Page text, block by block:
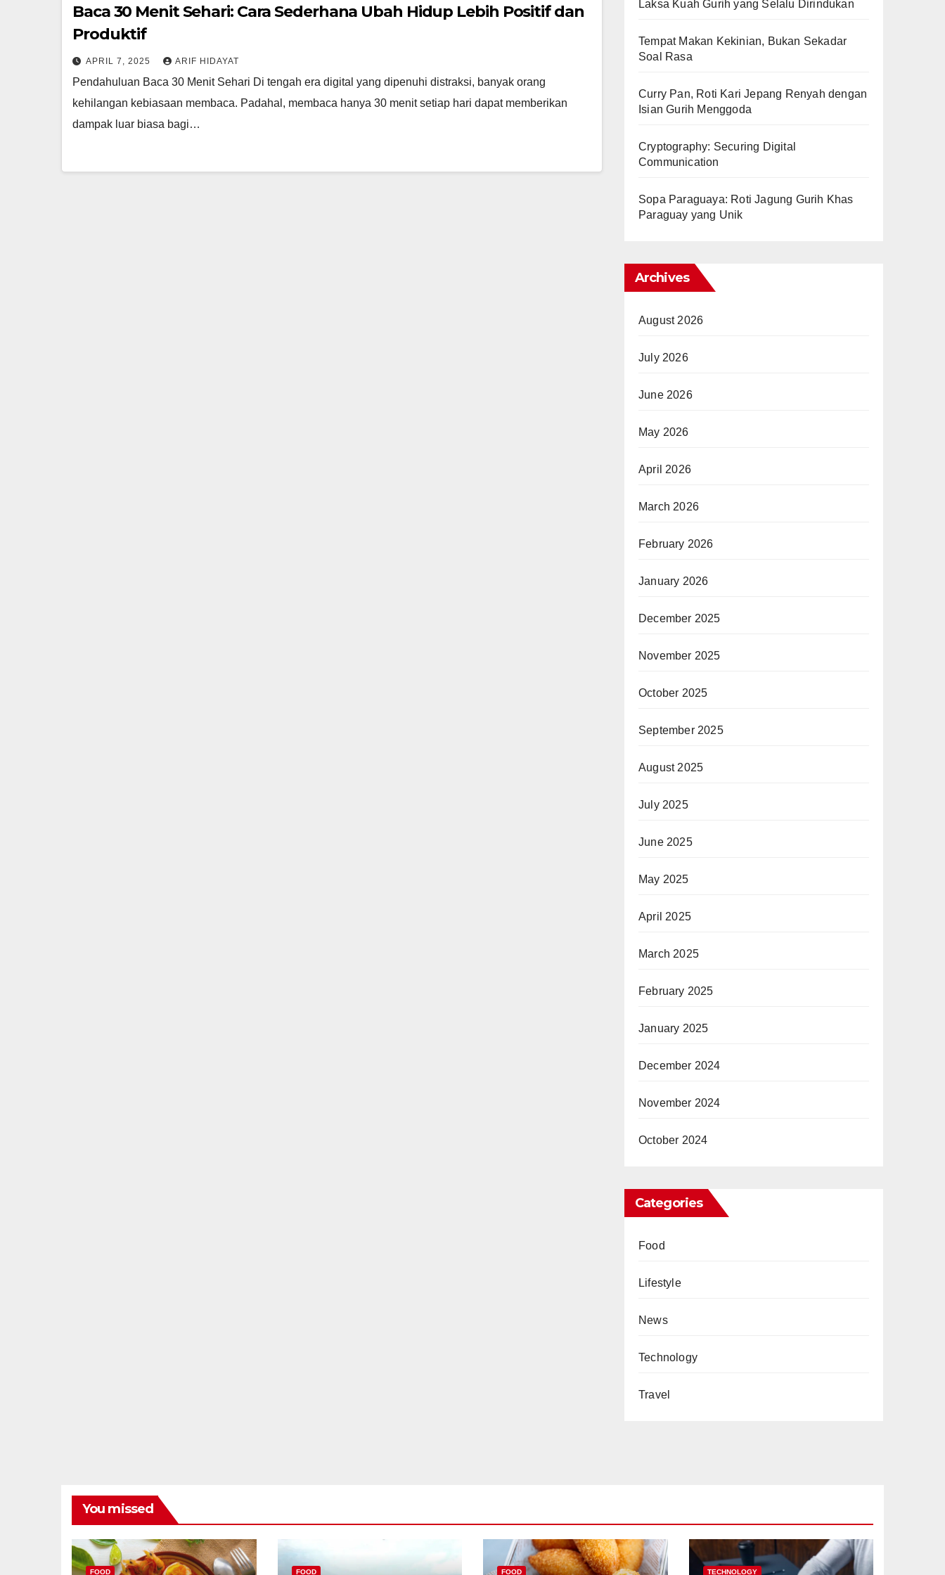
Baca 30 Menit Sehari: Cara Sederhana Ubah Hidup Lebih Positif dan
Produktif
APRIL 7, 2025 ARIF HIDAYAT
Pendahuluan Baca 30 Menit Sehari Di tengah era digital yang dipenuhi distraksi, banyak orang
kehilangan kebiasaan membaca. Padahal, membaca hanya 30 menit setiap hari dapat memberikan
dampak luar biasa bagi…
Laksa Kuah Gurih yang Selalu Dirindukan
Tempat Makan Kekinian, Bukan Sekadar
Soal Rasa
Curry Pan, Roti Kari Jepang Renyah dengan
Isian Gurih Menggoda
Cryptography: Securing Digital
Communication
Sopa Paraguaya: Roti Jagung Gurih Khas
Paraguay yang Unik
Archives
August 2026
July 2026
June 2026
May 2026
April 2026
March 2026
February 2026
January 2026
December 2025
November 2025
October 2025
September 2025
August 2025
July 2025
June 2025
May 2025
April 2025
March 2025
February 2025
January 2025
December 2024
November 2024
October 2024
Categories
Food
Lifestyle
News
Technology
Travel
You missed
FOOD FOOD FOOD TECHNOLOGY